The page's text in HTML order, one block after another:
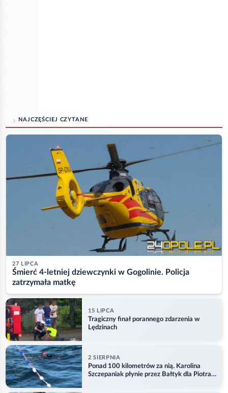
NAJCZĘŚCIEJ CZYTANE
27 LIPCA
Śmierć 4-letniej dziewczynki w Gogolinie. Policja
zatrzymała matkę
15 LIPCA
Tragiczny finał porannego zdarzenia w
Lędzinach
2 SIERPNIA
Ponad 100 kilometrów za nią. Karolina
Szczepaniak płynie przez Bałtyk dla Piotra.